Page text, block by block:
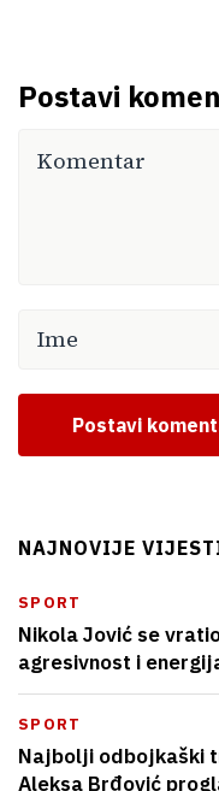
Postavi
Postavi
NAJNOVIJE
SPORT
Nikola Jović se
agresivnost i
SPORT
Najbolji odbojkaški
Aleksa Brđović